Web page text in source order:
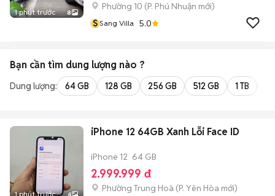
1 phút trước 8
Phường 10 (P. Phú Nhuận mới)
S Sang Villa 5.0
Bạn cần tìm dung lượng nào ?
Dung lượng: 64 GB 128 GB 256 GB 512 GB 1 TB
1 phút trước 4
iPhone 12 64GB Xanh Lỗi Face ID
iPhone 12 64 GB
2.999.999 đ
Phường Trung Hoà (P. Yên Hòa mới)